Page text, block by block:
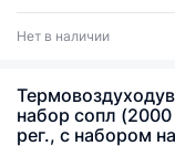
Нет в наличии
набор сопл
рег., с набором